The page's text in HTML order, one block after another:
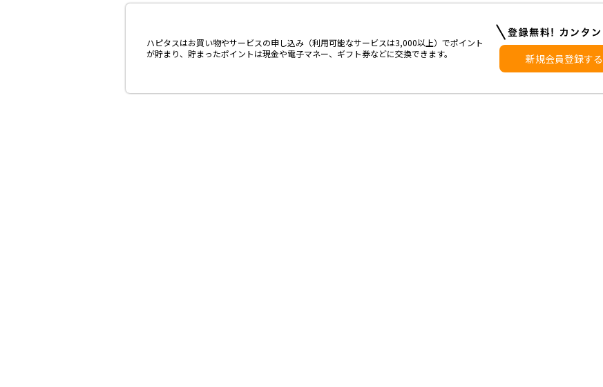
ハピタスはお買い物やサービスの申し込み（利用可能なサービスは3,000以上）でポイント
が貯まり、貯まったポイントは現金や電子マネー、ギフト券などに交換できます。
新規会員登録する